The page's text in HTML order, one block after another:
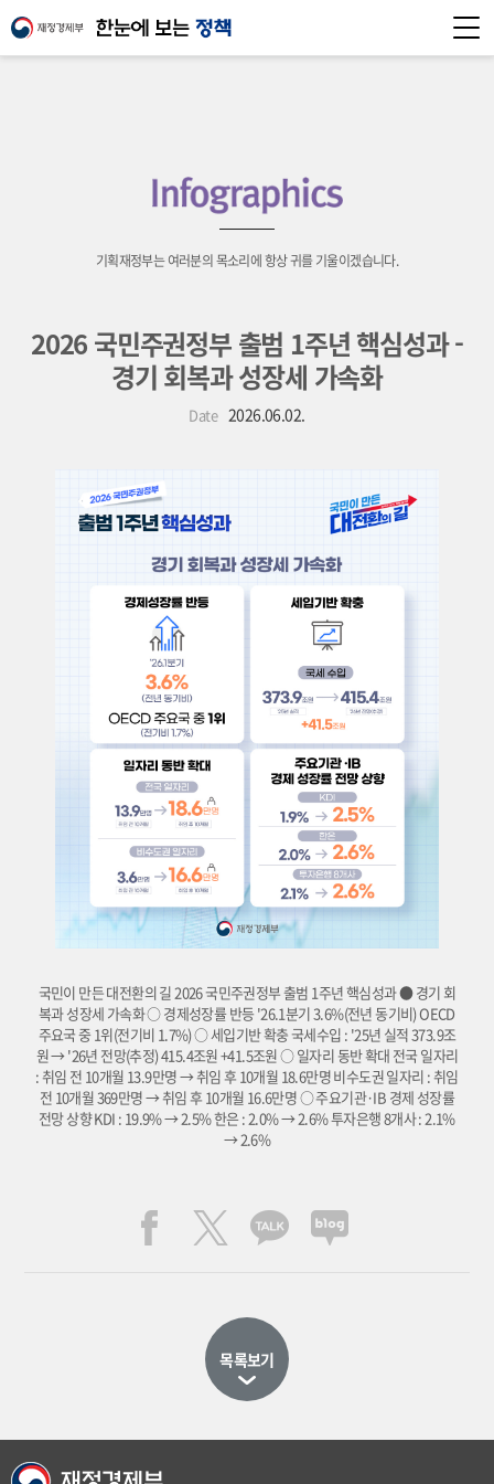
기획재정부는 여러분의 목소리에 항상 귀를 기울이겠습니다.
2026 국민주권정부 출범 1주년 핵심성과 -
경기 회복과 성장세 가속화
Date 2026.06.02.
국민이 만든 대전환의 길 2026 국민주권정부 출범 1주년 핵심성과 ● 경기 회
복과 성장세 가속화 ○ 경제성장률 반등 '26.1분기 3.6%(전년 동기비) OECD
주요국 중 1위(전기비 1.7%) ○ 세입기반 확충 국세수입 : '25년 실적 373.9조
원 → '26년 전망(추정) 415.4조원 +41.5조원 ○ 일자리 동반 확대 전국 일자리
: 취임 전 10개월 13.9만명 → 취임 후 10개월 18.6만명 비수도권 일자리 : 취임
전 10개월 369만명 → 취임 후 10개월 16.6만명 ○ 주요기관·IB 경제 성장률
전망 상향 KDI : 19.9% → 2.5% 한은 : 2.0% → 2.6% 투자은행 8개사 : 2.1%
→ 2.6%
목록보기